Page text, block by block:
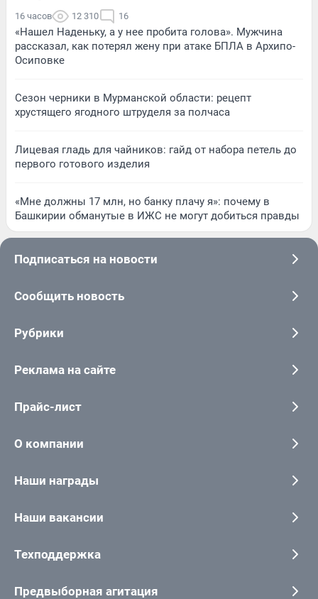
16 часов 12 310 16
«Нашел Наденьку, а у нее пробита голова». Мужчина
рассказал, как потерял жену при атаке БПЛА в Архипо-
Осиповке
Сезон черники в Мурманской области: рецепт
хрустящего ягодного штруделя за полчаса
Лицевая гладь для чайников: гайд от набора петель до
первого готового изделия
«Мне должны 17 млн, но банку плачу я»: почему в
Башкирии обманутые в ИЖС не могут добиться правды
Подписаться на новости
Сообщить новость
Рубрики
Реклама на сайте
Прайс-лист
О компании
Наши награды
Наши вакансии
Техподдержка
Предвыборная агитация